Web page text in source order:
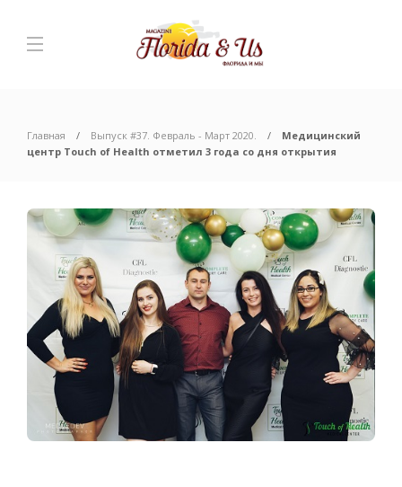
Главная Выпуск #37. Февраль - Март 2020.
Медицинский
центр Touch of Health отметил 3 года со дня открытия